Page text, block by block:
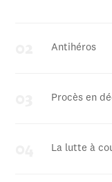
Antihéros
Procès en
La lutte à